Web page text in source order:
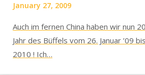
January 27, 2009
Auch im fernen China haben wir nun
Jahr des Büffels vom 26. Januar ’09
2010 ! Ich…